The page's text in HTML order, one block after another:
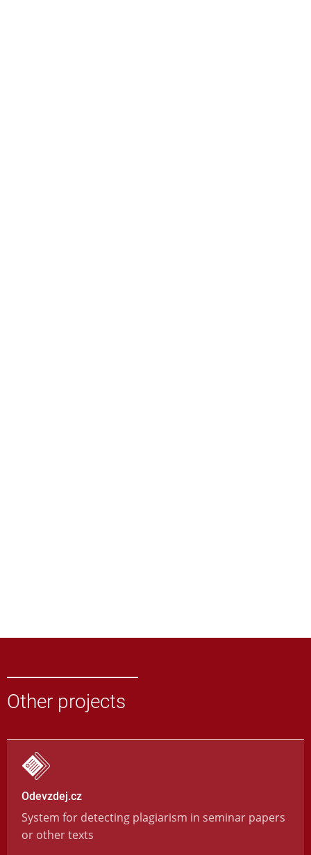
Other projects
Odevzdej.cz
System for detecting plagiarism in seminar papers
or other texts